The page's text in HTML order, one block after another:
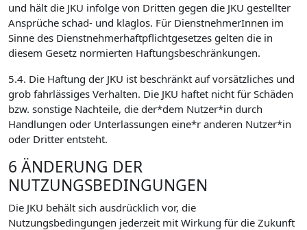
und hält die JKU infolge von Dritten gegen die JKU gestellter
Ansprüche schad- und klaglos. Für DienstnehmerInnen im
Sinne des Dienstnehmerhaftpflichtgesetzes gelten die in
diesem Gesetz normierten Haftungsbeschränkungen.
5.4. Die Haftung der JKU ist beschränkt auf vorsätzliches und
grob fahrlässiges Verhalten. Die JKU haftet nicht für Schäden
bzw. sonstige Nachteile, die der*dem Nutzer*in durch
Handlungen oder Unterlassungen eine*r anderen Nutzer*in
oder Dritter entsteht.
6 ÄNDERUNG DER
NUTZUNGSBEDINGUNGEN
Die JKU behält sich ausdrücklich vor, die
Nutzungsbedingungen jederzeit mit Wirkung für die Zukunft